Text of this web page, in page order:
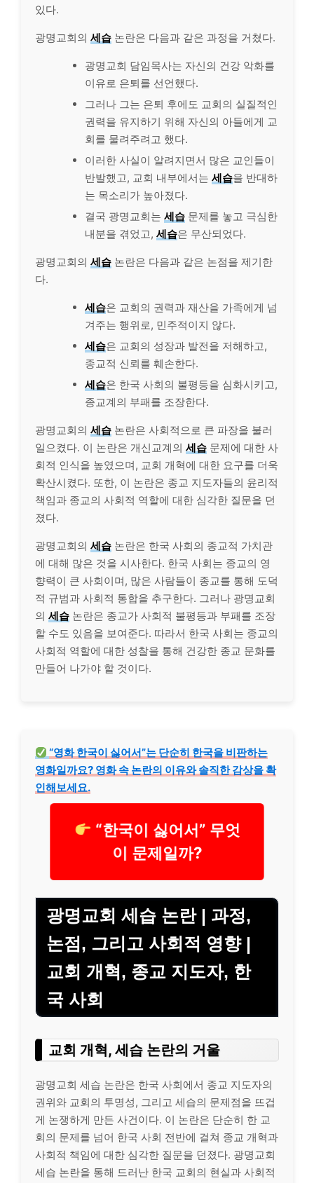
있다.
광명교회의 세습 논란은 다음과 같은 과정을 거쳤다.
광명교회 담임목사는 자신의 건강 악화를
이유로 은퇴를 선언했다.
그러나 그는 은퇴 후에도 교회의 실질적인
권력을 유지하기 위해 자신의 아들에게 교
회를 물려주려고 했다.
이러한 사실이 알려지면서 많은 교인들이
반발했고, 교회 내부에서는 세습을 반대하
는 목소리가 높아졌다.
결국 광명교회는 세습 문제를 놓고 극심한
내분을 겪었고, 세습은 무산되었다.
광명교회의 세습 논란은 다음과 같은 논점을 제기한
다.
세습은 교회의 권력과 재산을 가족에게 넘
겨주는 행위로, 민주적이지 않다.
세습은 교회의 성장과 발전을 저해하고,
종교적 신뢰를 훼손한다.
세습은 한국 사회의 불평등을 심화시키고,
종교계의 부패를 조장한다.
광명교회의 세습 논란은 사회적으로 큰 파장을 불러
일으켰다. 이 논란은 개신교계의 세습 문제에 대한 사
회적 인식을 높였으며, 교회 개혁에 대한 요구를 더욱
확산시켰다. 또한, 이 논란은 종교 지도자들의 윤리적
책임과 종교의 사회적 역할에 대한 심각한 질문을 던
졌다.
광명교회의 세습 논란은 한국 사회의 종교적 가치관
에 대해 많은 것을 시사한다. 한국 사회는 종교의 영
향력이 큰 사회이며, 많은 사람들이 종교를 통해 도덕
적 규범과 사회적 통합을 추구한다. 그러나 광명교회
의 세습 논란은 종교가 사회적 불평등과 부패를 조장
할 수도 있음을 보여준다. 따라서 한국 사회는 종교의
사회적 역할에 대한 성찰을 통해 건강한 종교 문화를
만들어 나가야 할 것이다.
“영화 한국이 싫어서”는 단순히 한국을 비판하는
영화일까요? 영화 속 논란의 이유와 솔직한 감상을 확
인해보세요.
“한국이 싫어서” 무엇
이 문제일까?
광명교회 세습 논란 | 과정,
논점, 그리고 사회적 영향 |
교회 개혁, 종교 지도자, 한
국 사회
교회 개혁, 세습 논란의 거울
광명교회 세습 논란은 한국 사회에서 종교 지도자의
권위와 교회의 투명성, 그리고 세습의 문제점을 뜨겁
게 논쟁하게 만든 사건이다. 이 논란은 단순히 한 교
회의 문제를 넘어 한국 사회 전반에 걸쳐 종교 개혁과
사회적 책임에 대한 심각한 질문을 던졌다. 광명교회
세습 논란을 통해 드러난 한국 교회의 현실과 사회적